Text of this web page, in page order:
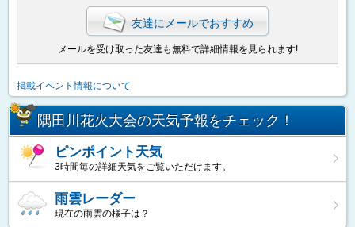
友達にメールでおすすめ
メールを受け取った友達も無料で詳細情報を見られます!
掲載イベント情報について
隅田川花火大会の天気予報をチェック！
ピンポイント天気
3時間毎の詳細天気をご覧いただけます。
雨雲レーダー
現在の雨雲の様子は？